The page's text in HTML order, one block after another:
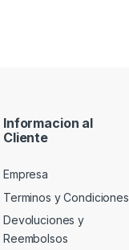
Informacion al
Cliente
Empresa
Terminos y Condiciones
Devoluciones y
Reembolsos